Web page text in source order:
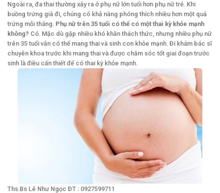
Ngoài ra, đa thai thường xảy ra ở phụ nữ lớn tuổi hơn phụ nữ trẻ. Khi
buồng trứng già đi, chúng có khả năng phóng thích nhiều hơn một quả
trứng mỗi tháng. Phụ nữ trên 35 tuổi có thể có một thai kỳ khỏe mạnh
không? Có. Mặc dù gặp nhiều khó khăn thách thức, nhưng nhiều phụ nữ
trên 35 tuổi vẫn có thể mang thai và sinh con khỏe mạnh. Đi khám bác sĩ
chuyên khoa trước khi mang thai và được chăm sóc tốt giai đoạn trước
sinh là điều cấn thiết để có thai kỳ khỏe mạnh.
Ths.Bs Lê Như Ngọc ĐT : 0927599711